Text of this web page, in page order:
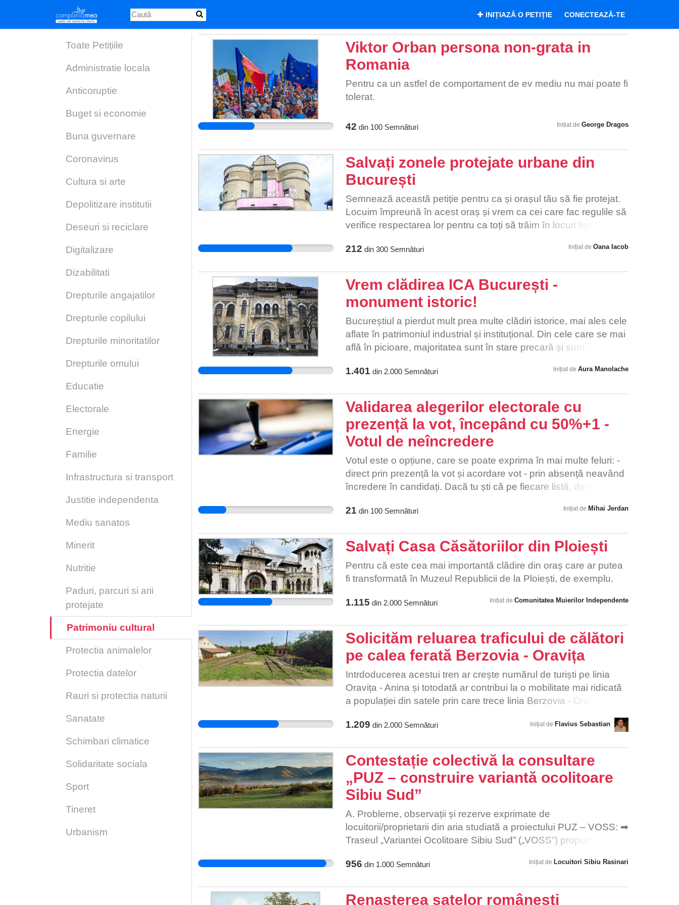
main
INIȚIAZĂ O PETIȚIE CONECTEAZĂ-TE
Toate Petițiile
Administratie locala
Anticoruptie
Buget si economie
Buna guvernare
Coronavirus
Cultura si arte
Depolitizare institutii
Deseuri si reciclare
Digitalizare
Dizabilitati
Drepturile angajatilor
Drepturile copilului
Drepturile minoritatilor
Drepturile omului
Educatie
Electorale
Energie
Familie
Infrastructura si transport
Justitie independenta
Mediu sanatos
Minerit
Nutritie
Paduri, parcuri si arii
protejate
Patrimoniu cultural
Protectia animalelor
Protectia datelor
Rauri si protectia naturii
Sanatate
Schimbari climatice
Solidaritate sociala
Sport
Tineret
Urbanism
Viktor Orban persona non-grata in
Romania
Pentru ca un astfel de comportament de ev mediu nu mai poate fi
tolerat.
42 din 100Semnături Inițiat de George Dragos
Salvați zonele protejate urbane din
București
Semnează această petiție pentru ca și orașul tău să fie protejat.
Locuim împreună în acest oraș și vrem ca cei care fac regulile să
verifice respectarea lor pentru ca toți să trăim în locuri frumoase
212 din 300Semnături Inițiat de Oana Iacob
Vrem clădirea ICA București -
monument istoric!
Bucureștiul a pierdut mult prea multe clădiri istorice, mai ales cele
aflate în patrimoniul industrial și instituțional. Din cele care se mai
află în picioare, majoritatea sunt în stare precară și sunt în risc să
proprietarii privați actuali, care au alte interese imobiliare. Aceste
ceea ce caracterizează cu adevărat Bucureștiul.
1.401 din 2.000Semnături Inițiat de Aura Manolache
Validarea alegerilor electorale cu
prezență la vot, începând cu 50%+1 -
Votul de neîncredere
Votul este o opțiune, care se poate exprima în mai multe feluri: -
direct prin prezență la vot și acordare vot - prin absență neavând
încredere în candidați. Dacă tu ști că pe fiecare listă, de la fiecare
dosar penal, a fost condamnat pentru o infracțiune, are legături
acordând astfel, un vot de neîncredere. Dacă validarea alegerilor
ar fi făcută, dacă prezența la vot, este mai mare de 50%+1,
atunci și această exprimare electorală este contorizată și ar bloca
abuzurile politice.
21 din 100Semnături Inițiat de Mihai Jerdan
Salvați Casa Căsătoriilor din Ploiești
Pentru că este cea mai importantă clădire din oraș care ar putea
fi transformată în Muzeul Republicii de la Ploiești, de exemplu.
1.115 din 2.000Semnături Inițiat de Comunitatea Muierilor Independente
Solicităm reluarea traficului de călători
pe calea ferată Berzovia - Oravița
Intrdoducerea acestui tren ar crește numărul de turiști pe linia
Oravița - Anina și totodată ar contribui la o mobilitate mai ridicată
a populației din satele prin care trece linia Berzovia - Oravița.
1.209 din 2.000Semnături Inițiat de Flavius Sebastian
Contestație colectivă la consultare
„PUZ – construire variantă ocolitoare
Sibiu Sud”
A. Probleme, observații și rezerve exprimate de
locuitorii/proprietarii din aria studiată a proiectului PUZ – VOSS: ➡
Traseul „Variantei Ocolitoare Sibiu Sud” („VOSS”) propus prin
locuitorilor comunei Rășinari, prin afectarea calității aerului, care
(viaductul propus în zona Rășinari e poziționat lângă o zonă de
956 din 1.000Semnături Inițiat de Locuitori Sibiu Rasinari
Renașterea satelor românești